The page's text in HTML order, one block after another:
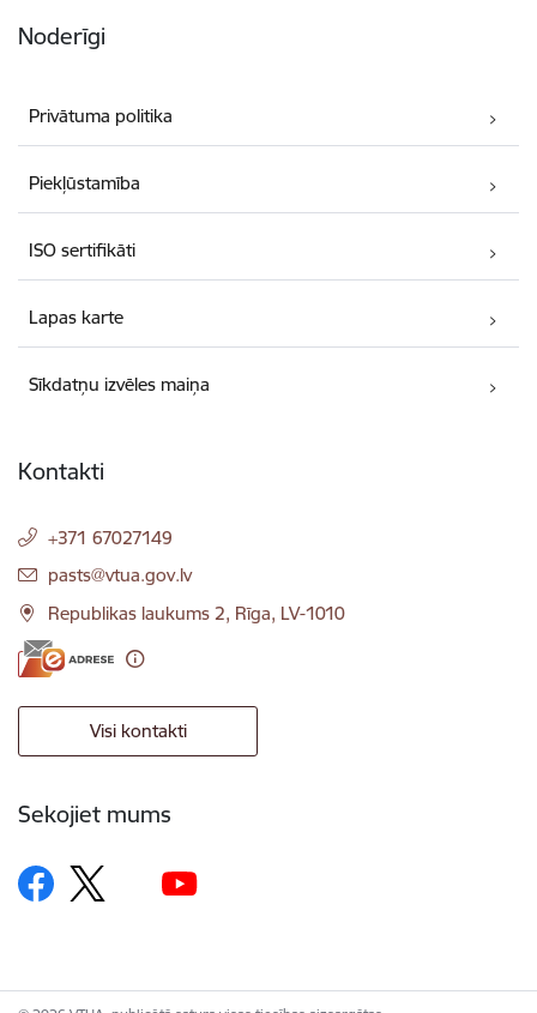
Noderīgi
Privātuma politika
Piekļūstamība
ISO sertifikāti
Lapas karte
Sīkdatņu izvēles maiņa
Kontakti
+371 67027149
E-pasts:
pasts@vtua.gov.lv
Republikas laukums 2, Rīga, LV-1010
Visi kontakti
Sekojiet mums